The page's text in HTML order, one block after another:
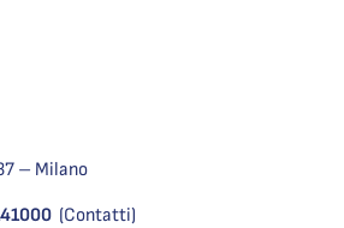
– Milano
(Contatti)